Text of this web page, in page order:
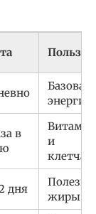
Польза
Базовая
энергия
в
и
дня
жиры